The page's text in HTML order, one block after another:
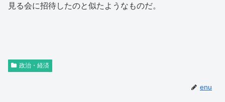
見る会に招待したのと似たようなものだ。
政治・経済
enu